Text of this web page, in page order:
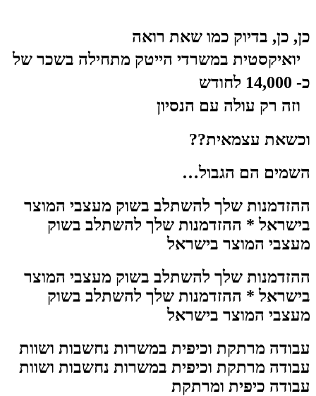
כן, כן, בדיוק כמו שאת רואה
יואיקסטית במשרדי הייטק מתחילה בשכר של
כ- 14,000 לחודש
וזה רק עולה עם הנסיון
וכשאת עצמאית??
השמים הם הגבול…
ההזדמנות שלך להשתלב בשוק מעצבי המוצר
בישראל * ההזדמנות שלך להשתלב בשוק
מעצבי המוצר בישראל
ההזדמנות שלך להשתלב בשוק מעצבי המוצר
בישראל * ההזדמנות שלך להשתלב בשוק
מעצבי המוצר בישראל
עבודה מרתקת וכיפית במשרות נחשבות ושוות
עבודה מרתקת וכיפית במשרות נחשבות ושוות
עבודה כיפית ומרתקת